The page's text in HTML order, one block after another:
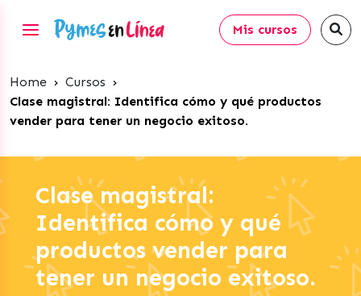
Mis cursos
Home › Cursos ›
Clase magistral: Identifica cómo y qué productos
vender para tener un negocio exitoso.
Clase magistral:
Identifica cómo y qué
productos vender para
tener un negocio exitoso.